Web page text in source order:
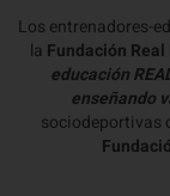
Los entrenadores-
la Fundación
educación
enseñando
sociodeportivas